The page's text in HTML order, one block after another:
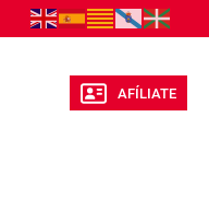
AFÍLIATE